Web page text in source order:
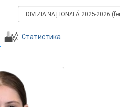
Статистика